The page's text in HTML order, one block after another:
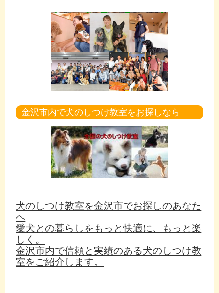
金沢市内で犬のしつけ教室をお探しなら
犬のしつけ教室を金沢市でお探しのあなた
へ
愛犬との暮らしをもっと快適に、もっと楽
しく。
金沢市内で信頼と実績のある犬のしつけ教
室をご紹介します。